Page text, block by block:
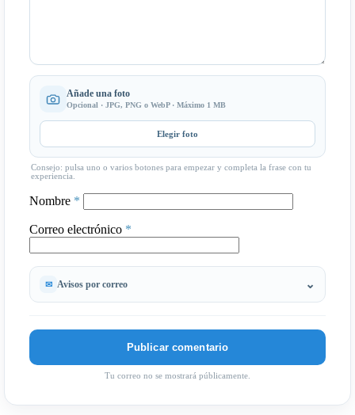
Añade una foto
Opcional · JPG, PNG o WebP · Máximo 1 MB
Elegir foto
Consejo: pulsa uno o varios botones para empezar y completa la frase con tu
experiencia.
Nombre *
Correo electrónico *
Avisos por correo
Tu correo no se mostrará públicamente.